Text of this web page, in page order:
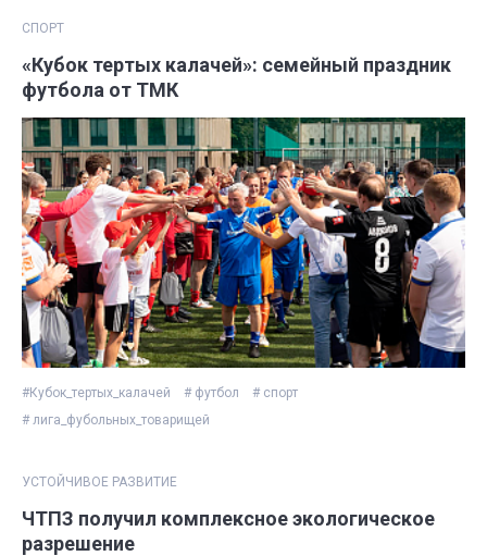
СПОРТ
«Кубок тертых калачей»: семейный праздник
футбола от ТМК
#Кубок_тертых_калачей # футбол
# спорт
# лига_фубольных_товарищей
УСТОЙЧИВОЕ РАЗВИТИЕ
ЧТПЗ получил комплексное экологическое
разрешение